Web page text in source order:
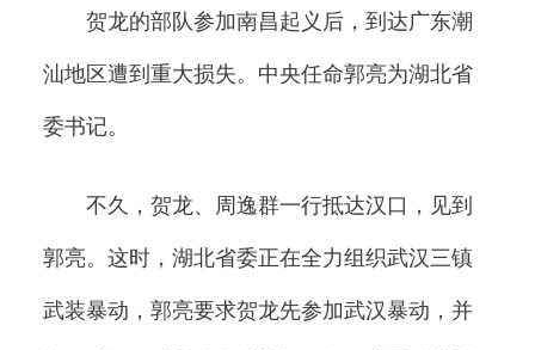
贺龙的部队参加南昌起义后，到达广东潮
汕地区遭到重大损失。中央任命郭亮为湖北省
委书记。
不久，贺龙、周逸群一行抵达汉口，见到
郭亮。这时，湖北省委正在全力组织武汉三镇
武装暴动，郭亮要求贺龙先参加武汉暴动，并